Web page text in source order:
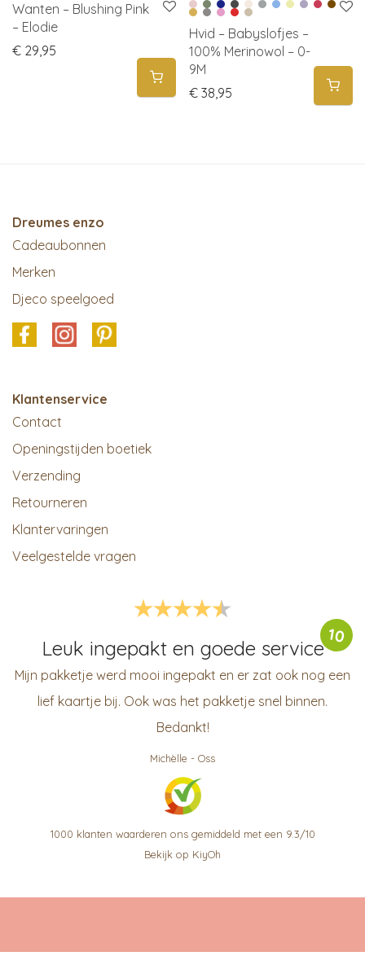
Wanten – Blushing Pink
– Elodie
€ 29,95
Hvid – Babyslofjes –
100% Merinowol – 0-
9M
€ 38,95
Dreumes enzo
Cadeaubonnen
Merken
Djeco speelgoed
Klantenservice
Contact
Openingstijden boetiek
Verzending
Retourneren
Klantervaringen
Veelgestelde vragen
10
Leuk ingepakt en goede service
Mijn pakketje werd mooi ingepakt en er zat ook nog een
lief kaartje bij. Ook was het pakketje snel binnen.
Bedankt!
Michèlle - Oss
1000 klanten waarderen ons gemiddeld met een 9.3/10
Bekijk op KiyOh